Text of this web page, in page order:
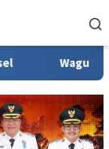
Sumsel Cik